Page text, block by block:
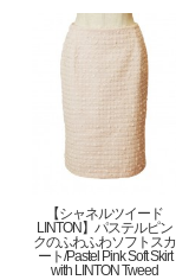
【シャネルツイード
LINTON】パステルピン
クのふわふわソフトスカ
ート/Pastel Pink Soft Skirt
with LINTON Tweed